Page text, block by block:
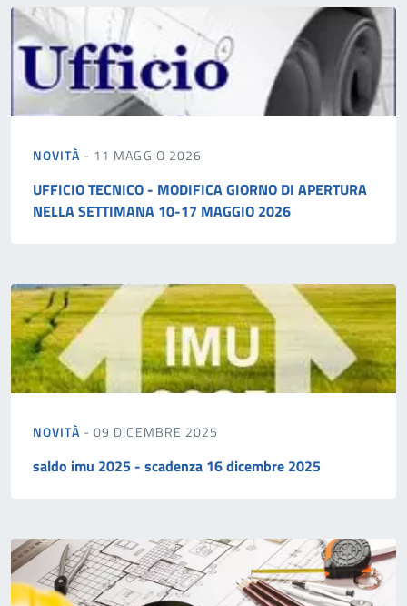
NOVITÀ - 11 MAGGIO 2026
UFFICIO TECNICO - MODIFICA GIORNO DI APERTURA
NELLA SETTIMANA 10-17 MAGGIO 2026
NOVITÀ - 09 DICEMBRE 2025
saldo imu 2025 - scadenza 16 dicembre 2025